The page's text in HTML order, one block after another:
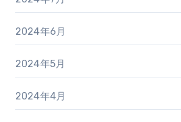
2024年6月
2024年5月
2024年4月